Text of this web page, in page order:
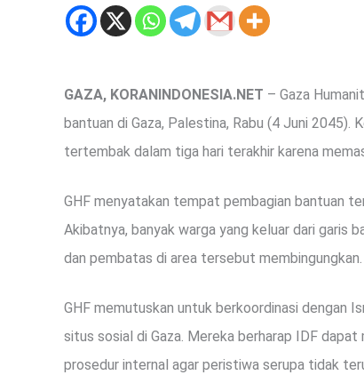
GAZA, KORANINDONESIA.NET – Gaza
bantuan di Gaza, Palestina, Rabu (4 Juni
tertembak dalam tiga hari terakhir karena
GHF menyatakan tempat pembagian bantuan
Akibatnya, banyak warga yang keluar dari garis
dan pembatas di area tersebut membingungkan.
GHF memutuskan untuk berkoordinasi dengan
situs sosial di Gaza. Mereka berharap IDF
prosedur internal agar peristiwa serupa tidak